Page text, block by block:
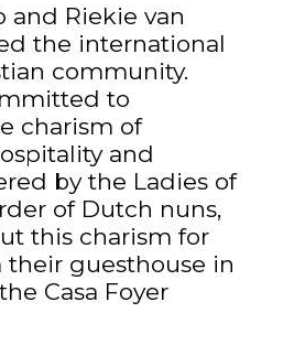
and Riekie van
the international
community.
to
charism of
and
by the Ladies of
of Dutch nuns,
this charism for
their guesthouse in
Casa Foyer